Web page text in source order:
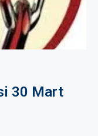
30 Mart